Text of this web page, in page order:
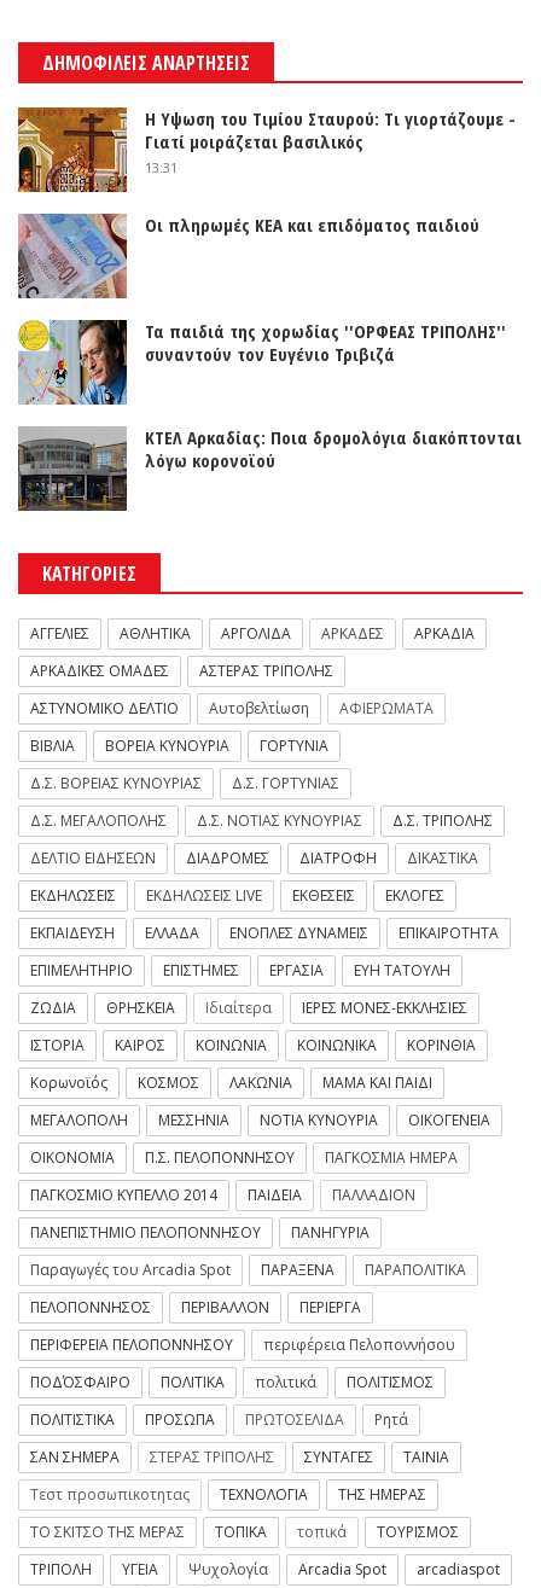
ΔΗΜΟΦΙΛΕΙΣ ΑΝΑΡΤΗΣΕΙΣ
Η Υψωση του Τιμίου Σταυρού: Τι γιορτάζουμε -
Γιατί μοιράζεται βασιλικός
13:31
Οι πληρωμές ΚΕΑ και επιδόματος παιδιού
Τα παιδιά της χορωδίας ''ΟΡΦΕΑΣ ΤΡΙΠΟΛΗΣ''
συναντούν τον Ευγένιο Τριβιζά
ΚΤΕΛ Αρκαδίας: Ποια δρομολόγια διακόπτονται
λόγω κορονοϊού
ΚΑΤΗΓΟΡΙΕΣ
ΑΓΓΕΛΙΕΣ ΑΘΛΗΤΙΚΑ ΑΡΓΟΛΙΔΑ ΑΡΚΑΔΕΣ
ΑΡΚΑΔΙΑ
ΑΡΚΑΔΙΚΕΣ ΟΜΑΔΕΣ
ΑΣΤΕΡΑΣ ΤΡΙΠΟΛΗΣ
ΑΣΤΥΝΟΜΙΚΟ ΔΕΛΤΙΟ
Αυτοβελτίωση
ΑΦΙΕΡΩΜΑΤΑ
ΒΙΒΛΙΑ
ΒΟΡΕΙΑ ΚΥΝΟΥΡΙΑ
ΓΟΡΤΥΝΙΑ
Δ.Σ. ΒΟΡΕΙΑΣ ΚΥΝΟΥΡΙΑΣ
Δ.Σ. ΓΟΡΤΥΝΙΑΣ
Δ.Σ. ΜΕΓΑΛΟΠΟΛΗΣ
Δ.Σ. ΝΟΤΙΑΣ ΚΥΝΟΥΡΙΑΣ
Δ.Σ. ΤΡΙΠΟΛΗΣ
ΔΕΛΤΙΟ ΕΙΔΗΣΕΩΝ
ΔΙΑΔΡΟΜΕΣ ΔΙΑΤΡΟΦΗ
ΔΙΚΑΣΤΙΚΑ
ΕΚΔΗΛΩΣΕΙΣ
ΕΚΔΗΛΩΣΕΙΣ LIVE ΕΚΘΕΣΕΙΣ
ΕΚΛΟΓΕΣ
ΕΚΠΑΙΔΕΥΣΗ
ΕΛΛΑΔΑ ΕΝΟΠΛΕΣ ΔΥΝΑΜΕΙΣ
ΕΠΙΚΑΙΡΟΤΗΤΑ
ΕΠΙΜΕΛΗΤΗΡΙΟ
ΕΠΙΣΤΗΜΕΣ ΕΡΓΑΣΙΑ
ΕΥΗ ΤΑΤΟΥΛΗ
ΖΩΔΙΑ
ΘΡΗΣΚΕΙΑ Ιδιαίτερα
ΙΕΡΕΣ ΜΟΝΕΣ-ΕΚΚΛΗΣΙΕΣ
ΙΣΤΟΡΙΑ
ΚΑΙΡΟΣ ΚΟΙΝΩΝΙΑ ΚΟΙΝΩΝΙΚΑ
ΚΟΡΙΝΘΙΑ
Κορωνοϊός
ΚΟΣΜΟΣ ΛΑΚΩΝΙΑ
ΜΑΜΑ ΚΑΙ ΠΑΙΔΙ
ΜΕΓΑΛΟΠΟΛΗ
ΜΕΣΣΗΝΙΑ ΝΟΤΙΑ ΚΥΝΟΥΡΙΑ
ΟΙΚΟΓΕΝΕΙΑ
ΟΙΚΟΝΟΜΙΑ
Π.Σ. ΠΕΛΟΠΟΝΝΗΣΟΥ
ΠΑΓΚΟΣΜΙΑ ΗΜΕΡΑ
ΠΑΓΚΟΣΜΙΟ ΚΥΠΕΛΛΟ 2014
ΠΑΙΔΕΙΑ
ΠΑΛΛΑΔΙΟΝ
ΠΑΝΕΠΙΣΤΗΜΙΟ ΠΕΛΟΠΟΝΝΗΣΟΥ
ΠΑΝΗΓΥΡΙΑ
Παραγωγές του Arcadia Spot
ΠΑΡΑΞΕΝΑ
ΠΑΡΑΠΟΛΙΤΙΚΑ
ΠΕΛΟΠΟΝΝΗΣΟΣ
ΠΕΡΙΒΑΛΛΟΝ
ΠΕΡΙΕΡΓΑ
ΠΕΡΙΦΕΡΕΙΑ ΠΕΛΟΠΟΝΝΗΣΟΥ
περιφέρεια Πελοποννήσου
ΠΟΔΌΣΦΑΙΡΟ
ΠΟΛΙΤΙΚΑ πολιτικά
ΠΟΛΙΤΙΣΜΟΣ
ΠΟΛΙΤΙΣΤΙΚΑ
ΠΡΟΣΩΠΑ ΠΡΩΤΟΣΕΛΙΔΑ
Ρητά
ΣΑΝ ΣΗΜΕΡΑ
ΣΤΕΡΑΣ ΤΡΙΠΟΛΗΣ ΣΥΝΤΑΓΕΣ
ΤΑΙΝΙΑ
Τεστ προσωπικοτητας
ΤΕΧΝΟΛΟΓΙΑ
ΤΗΣ ΗΜΕΡΑΣ
ΤΟ ΣΚΙΤΣΟ ΤΗΣ ΜΕΡΑΣ
ΤΟΠΙΚΑ τοπικά
ΤΟΥΡΙΣΜΟΣ
ΤΡΙΠΟΛΗ
ΥΓΕΙΑ Ψυχολογία Arcadia Spot
arcadiaspot